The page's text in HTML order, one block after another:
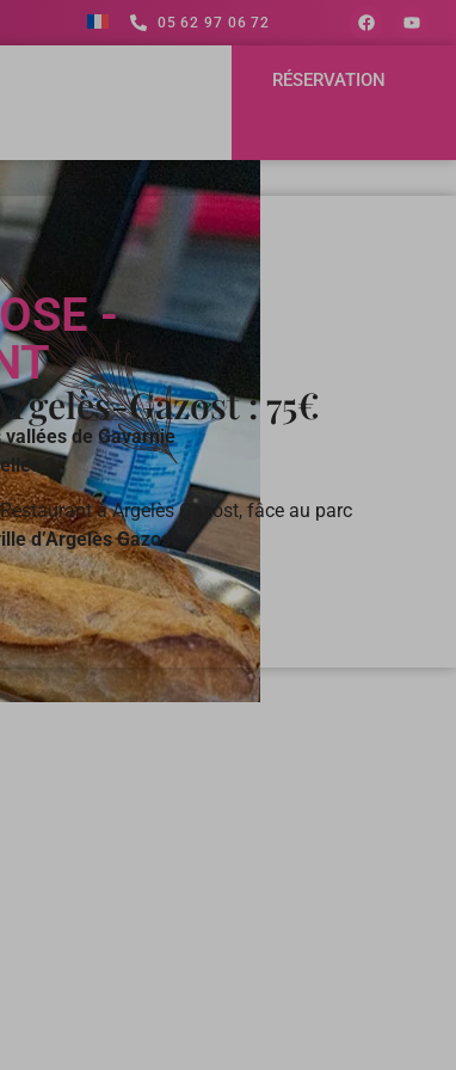
05 62 97 06 72
RÉSERVATION
-
Gazost : 75€
de Gavarnie
?
à Argelès Gazost, fâce au parc
d’Argelès Gazost.